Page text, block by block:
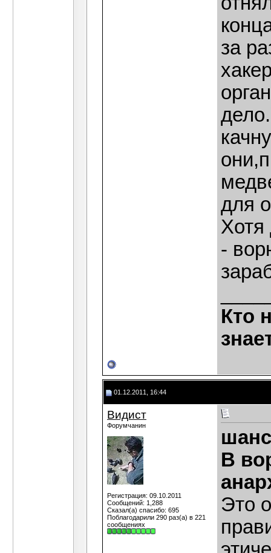
за
для
Хотя
-
Кто
01.12.2011, 16:44
Видист
Форумчанин
Регистрация: 09.10.2011
Сообщений: 1,288
Сказал(а) спасибо: 695
Поблагодарили 290 раз(а) в 221
сообщениях
В
Это